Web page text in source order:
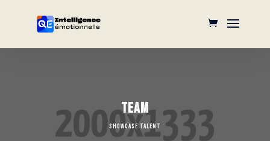
TEAM
SHOWCASE TALENT